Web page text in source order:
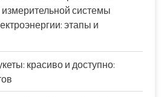
системы
этапы и
красиво и доступно: